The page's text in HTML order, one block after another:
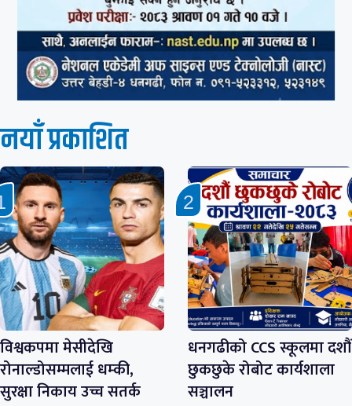
नयाँ प्रकाशित
विश्वकपमा मेसीदेखि
रोनाल्डोसम्मलाई धम्की,
सुरक्षा निकाय उच्च सतर्क
धनगढीको CCS स्कूलमा दशौं
छुकछुके रोबोट कार्यशाला
सञ्चालन